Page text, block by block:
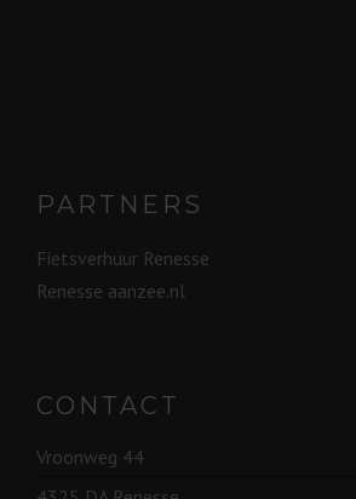
PARTNERS
Fietsverhuur Renesse
Renesse aanzee.nl
CONTACT
Vroonweg 44